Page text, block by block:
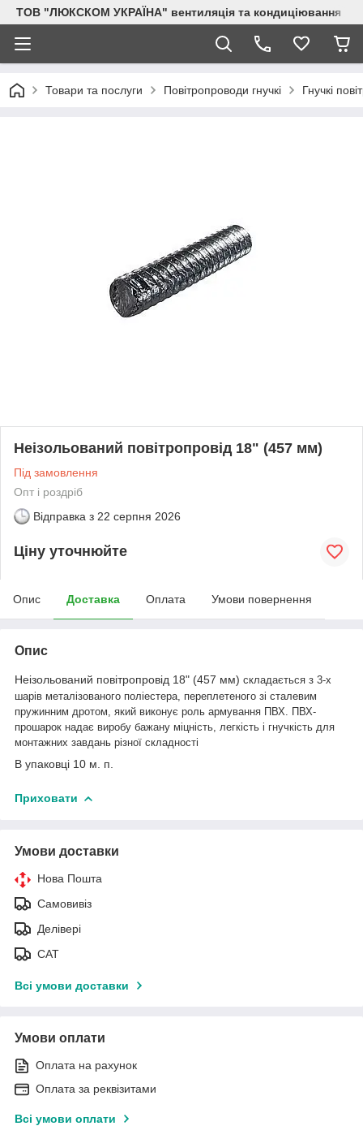
ТОВ "ЛЮКСКОМ УКРАЇНА" вентиляція та кондиціювання
Товари та послуги Повітропроводи гнучкі Гнучкі
Неізольований повітропровід 18" (457 мм)
Під замовлення
Опт і роздріб
Відправка з 22 серпня 2026
Ціну уточнюйте
Опис Доставка Оплата Умови повернення
Опис
Неізольований повітропровід 18" (457 мм) складається з 3-х
шарів металізованого поліестера , переплетеного зі сталевим
пружинним дротом, який виконує роль армування ПВХ. ПВХ-
прошарок надає виробу бажану міцність, легкість і гнучкість для
монтажних завдань різної складності
В упаковці 10 м. п.
Приховати
Умови доставки
Нова Пошта
Самовивіз
Делівері
САТ
Всі умови доставки
Умови оплати
Оплата на рахунок
Оплата за реквізитами
Всі умови оплати